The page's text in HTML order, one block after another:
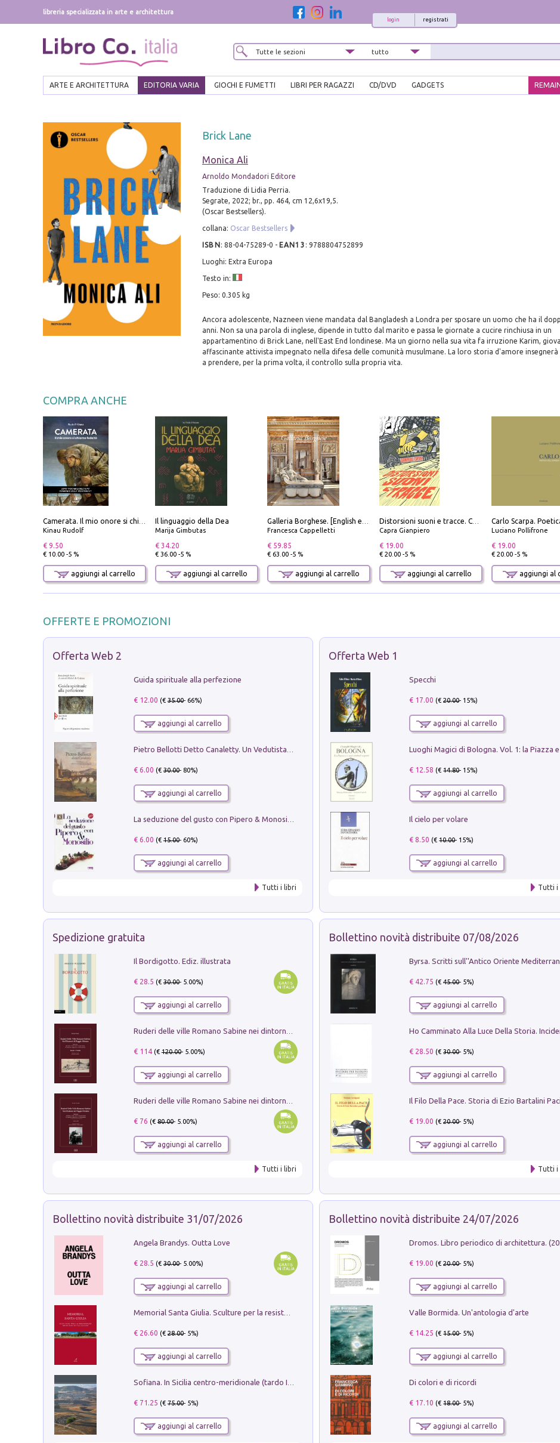
libreria specializzata in arte e architettura
registrati
login
ARTE E ARCHITETTURA EDITORIA VARIA GIOCHI E FUMETTI LIBRI PER RAGAZZI CD/DVD GADGETS
Brick Lane
Monica Ali
Arnoldo Mondadori Editore
Traduzione di Lidia Perria.
Segrate, 2022; br., pp. 464, cm 12,6x19,5.
(Oscar Bestsellers).
collana: Oscar Bestsellers
ISBN : 88-04-75289-0 - EAN13 : 9788804752899
Luoghi: Extra Europa
Testo in:
Peso: 0.305 kg
Ancora adolescente, Nazneen viene mandata dal Bangladesh a Londra per sposare un uomo che ha il
anni. Non sa una parola di inglese, dipende in tutto dal marito e passa le giornate a cucire rinchiusa in un
appartamentino di Brick Lane, nell'East End londinese. Ma un giorno nella sua vita fa irruzione Karim,
affascinante attivista impegnato nella difesa delle comunità musulmane. La loro storia d'amore insegnerà
a prendere, per la prima volta, il controllo sulla propria vita.
COMPRA ANCHE
Kinau Rudolf
€ 9.50
€ 10.00 -5 %
aggiungi al carrello
Il linguaggio della Dea
Marija Gimbutas
€ 34.20
€ 36.00 -5 %
aggiungi al carrello
Francesca Cappelletti
€ 59.85
€ 63.00 -5 %
aggiungi al carrello
Capra Gianpiero
€ 19.00
€ 20.00 -5 %
aggiungi al carrello
Luciano Pollifrone
€ 19.00
€ 20.00 -5 %
aggiungi al
OFFERTE E PROMOZIONI
Offerta Web 2
Guida spirituale alla perfezione
€ 12.00 (€35.00- 66%)
aggiungi al carrello
€ 6.00 (€30.00- 80%)
aggiungi al carrello
€ 6.00 (€15.00- 60%)
aggiungi al carrello
Tutti i libri
Offerta Web 1
Specchi
€ 17.00 (€20.00- 15%)
aggiungi al carrello
€ 12.58 (€14.80- 15%)
aggiungi al carrello
Il cielo per volare
€ 8.50 (€10.00- 15%)
aggiungi al carrello
Tutti i
Spedizione gratuita
Il Bordigotto. Ediz. illustrata
€ 28.5 (€30.00- 5.00%)
aggiungi al carrello
€ 114(€120.00- 5.00%)
aggiungi al carrello
€ 76 (€80.00- 5.00%)
aggiungi al carrello
Tutti i libri
Bollettino novità distribuite 07/08/2026
€ 42.75 (€45.00- 5%)
aggiungi al carrello
€ 28.50 (€30.00- 5%)
aggiungi al carrello
€ 19.00 (€20.00- 5%)
aggiungi al carrello
Tutti i
Bollettino novità distribuite 31/07/2026
Angela Brandys. Outta Love
€ 28.5 (€30.00- 5.00%)
aggiungi al carrello
Memorial Santa Giulia. Sculture per la resistenza Monchio di Palagano
€ 26.60 (€28.00- 5%)
aggiungi al carrello
€ 71.25 (€75.00- 5%)
aggiungi al carrello
Bollettino novità distribuite 24/07/2026
€ 19.00 (€20.00- 5%)
aggiungi al carrello
Valle Bormida. Un'antologia d'arte
€ 14.25 (€15.00- 5%)
aggiungi al carrello
Di colori e di ricordi
€ 17.10 (€18.00- 5%)
aggiungi al carrello